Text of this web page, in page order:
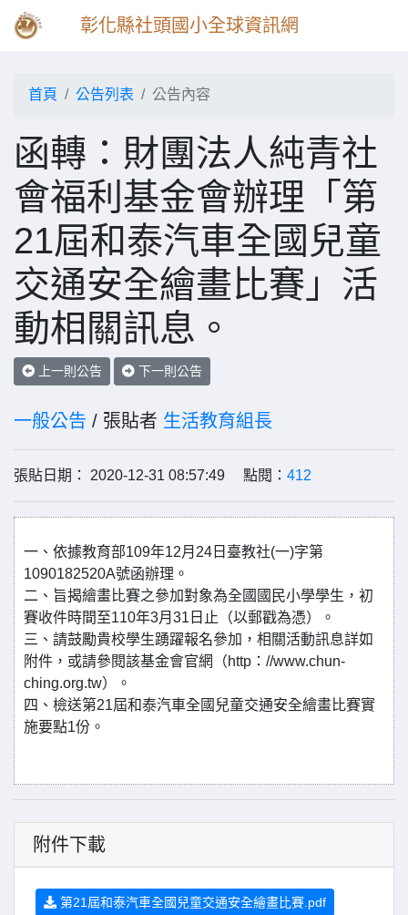
彰化縣社頭國小全球資訊網
首頁 公告列表 公告內容
函轉：財團法人純青社
會福利基金會辦理「第
21屆和泰汽車全國兒童
交通安全繪畫比賽」活
動相關訊息。
上一則公告 下一則公告
一般公告 / 張貼者 生活教育組長
張貼日期： 2020-12-31 08:57:49 點閱： 412
一、依據教育部109年12月24日臺教社(一)字第
1090182520A號函辦理。
二、旨揭繪畫比賽之參加對象為全國國民小學學生，初
賽收件時間至110年3月31日止（以郵戳為憑）。
三、請鼓勵貴校學生踴躍報名參加，相關活動訊息詳如
附件，或請參閱該基金會官網（http：//www.chun-
ching.org.tw）。
四、檢送第21屆和泰汽車全國兒童交通安全繪畫比賽實
施要點1份。
附件下載
第21屆和泰汽車全國兒童交通安全繪畫比賽.pdf